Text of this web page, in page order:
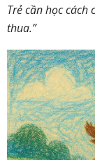
Trẻ cần học
thua.”